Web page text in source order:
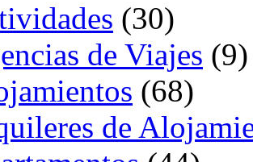
(30)
de Viajes (9)
(68)
de